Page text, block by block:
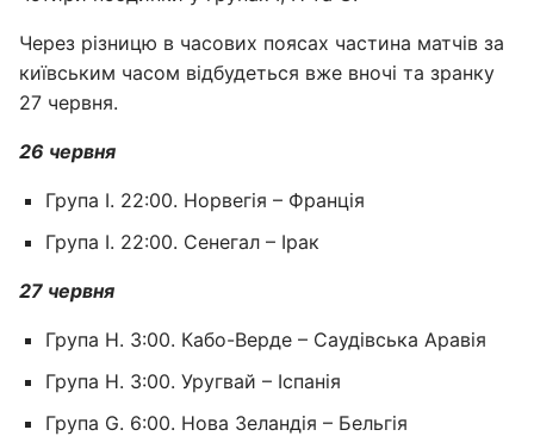
Через різницю в часових поясах частина матчів за
київським часом відбудеться вже вночі та зранку
27 червня.
26 червня
Група I. 22:00. Норвегія – Франція
Група I. 22:00. Сенегал – Ірак
27 червня
Група H. 3:00. Кабо-Верде – Саудівська Аравія
Група H. 3:00. Уругвай – Іспанія
Група G. 6:00. Нова Зеландія – Бельгія